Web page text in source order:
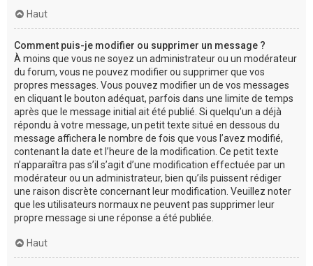
Haut
Comment puis-je modifier ou supprimer un message ?
À moins que vous ne soyez un administrateur ou un modérateur
du forum, vous ne pouvez modifier ou supprimer que vos
propres messages. Vous pouvez modifier un de vos messages
en cliquant le bouton adéquat, parfois dans une limite de temps
après que le message initial ait été publié. Si quelqu’un a déjà
répondu à votre message, un petit texte situé en dessous du
message affichera le nombre de fois que vous l’avez modifié,
contenant la date et l’heure de la modification. Ce petit texte
n’apparaîtra pas s’il s’agit d’une modification effectuée par un
modérateur ou un administrateur, bien qu’ils puissent rédiger
une raison discrète concernant leur modification. Veuillez noter
que les utilisateurs normaux ne peuvent pas supprimer leur
propre message si une réponse a été publiée.
Haut